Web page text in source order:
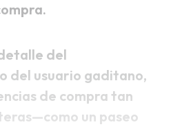
del
del usuario gaditano,
de compra tan
un paseo